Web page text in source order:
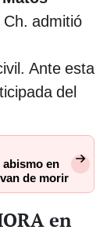
admitió
Ante esta
del
en
de morir
en